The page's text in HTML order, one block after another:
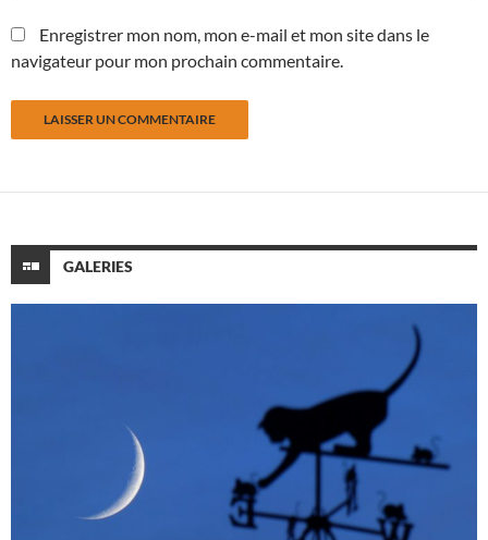
Enregistrer mon nom, mon e-mail et mon site dans le
navigateur pour mon prochain commentaire.
GALERIES